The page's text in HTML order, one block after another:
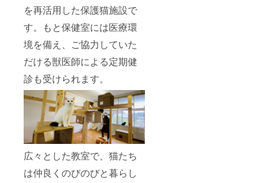
を再活用した保護猫施設で
す。もと保健室には医療環
境を備え、ご協力していた
だける獣医師による定期健
診も受けられます。
広々とした教室で、猫たち
は仲良くのびのびと暮らし